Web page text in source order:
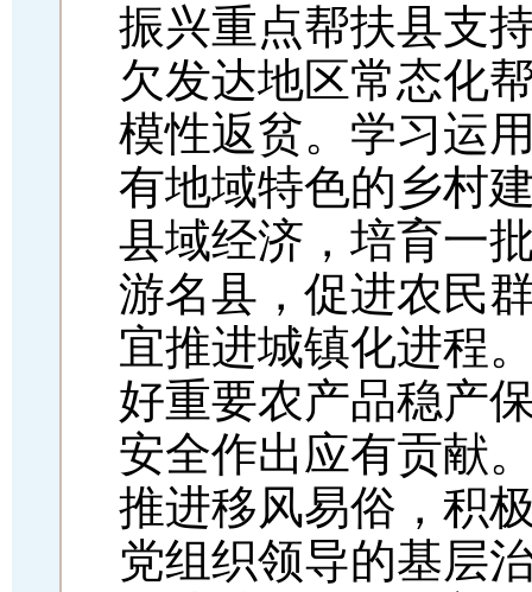
振兴重点帮扶县支
欠发达地区常态化
模性返贫。学习运
有地域特色的乡村
县域经济，培育一
游名县，促进农民
宜推进城镇化进程
好重要农产品稳产
安全作出应有贡献
推进移风易俗，积
党组织领导的基层